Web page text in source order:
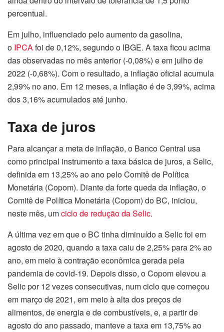
percentual.
Em julho, influenciado pelo aumento da gasolina,
o IPCAfoi de 0,12%, segundo o IBGE. A taxa ficou acima
das observadas no mês anterior (-0,08%) e em julho de
2022 (-0,68%). Com o resultado, a inflação oficial acumula
2,99% no ano. Em 12 meses, a inflação é de 3,99%, acima
dos 3,16% acumulados até junho.
Taxa de juros
Para alcançar a meta de inflação, o Banco Central usa
como principal instrumento a taxa básica de juros, a Selic,
definida em 13,25% ao ano pelo Comitê de Política
Monetária (Copom). Diante da forte queda da inflação, o
Comitê de Política Monetária (Copom) do BC, iniciou,
neste mês, umciclo de redução da Selic.
A última vez em que o BC tinha diminuído a Selic foi em
agosto de 2020, quando a taxa caiu de 2,25% para 2% ao
ano, em meio à contração econômica gerada pela
pandemia de covid-19. Depois disso, o Copom elevou a
Selic por 12 vezes consecutivas, num ciclo que começou
em março de 2021, em meio à alta dos preços de
alimentos, de energia e de combustíveis, e, a partir de
agosto do ano passado, manteve a taxa em 13,75% ao